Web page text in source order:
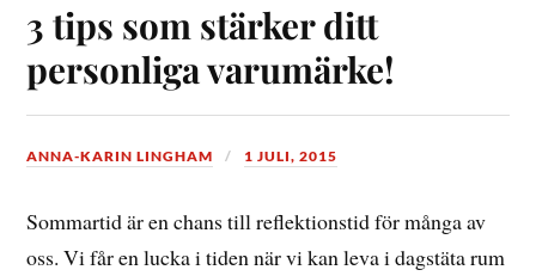
3 tips som stärker ditt
personliga varumärke!
ANNA-KARIN LINGHAM 1 JULI, 2015
Sommartid är en chans till reflektionstid för många av
oss. Vi får en lucka i tiden när vi kan leva i dagstäta rum